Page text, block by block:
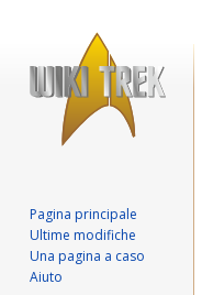
Pagina principale
Ultime modifiche
Una pagina a caso
Aiuto